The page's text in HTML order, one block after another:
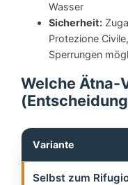
Wasser
Sicherheit:
Protezione
Sperrungen
Welche Ätna-
Variante
Selbst zum